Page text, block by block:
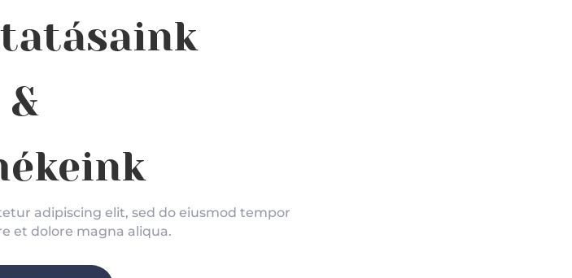
&
adipiscing elit, sed do eiusmod tempor
et dolore magna aliqua.